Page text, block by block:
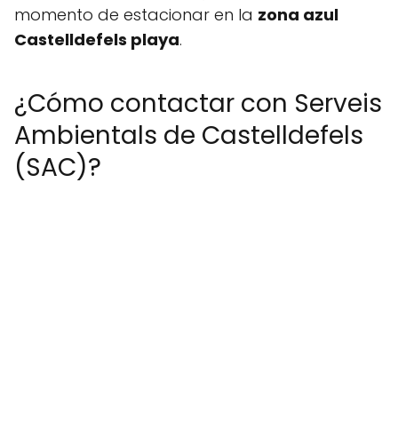
momento de estacionar en la zona azul
Castelldefels playa.
¿Cómo contactar con Serveis
Ambientals de Castelldefels
(SAC)?